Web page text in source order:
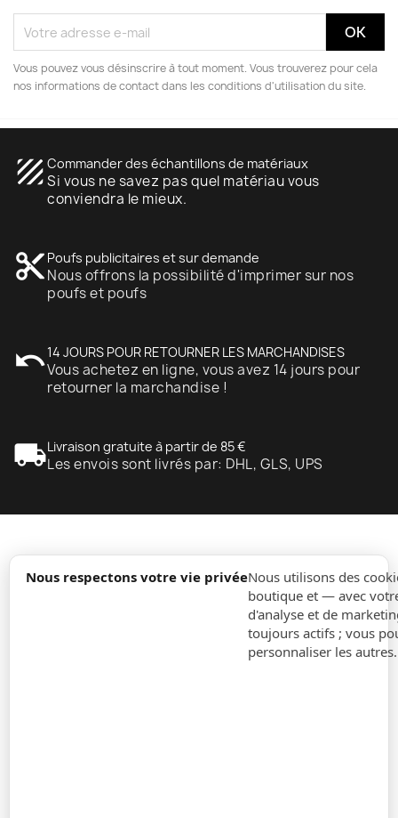
Nous respectons votre vie privéeNous utilisons des
boutique et — avec
d'analyse et de
toujours actifs ; vous
personnaliser les
Vous pouvez vous désinscrire à tout moment. Vous trouverez pour cela
nos informations de contact dans les conditions d'utilisation du site.
texture Commander des échantillons de matériaux
Si vous ne savez pas quel matériau vous
conviendra le mieux.
content_cut Poufs publicitaires et sur demande
Nous offrons la possibilité d'imprimer sur nos
poufs et poufs
undo14 JOURS POUR RETOURNER LES MARCHANDISES
Vous achetez en ligne, vous avez 14 jours pour
retourner la marchandise !
local_shippingLivraison gratuite à partir de 85 €
Les envois sont livrés par: DHL, GLS, UPS
expand_more